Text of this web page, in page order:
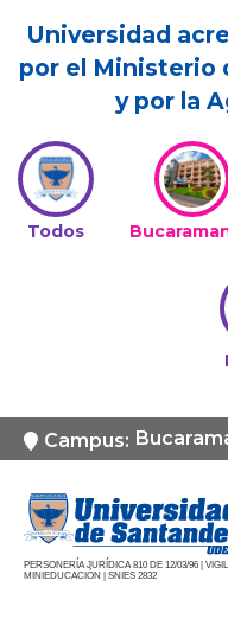
Universidad
por el Ministerio
y por la
Todos
Campus:
PERSONERÍA JURÍDICA 810 DE 12/03/96 |
MINIEDUCACIÓN | SNIES 2832